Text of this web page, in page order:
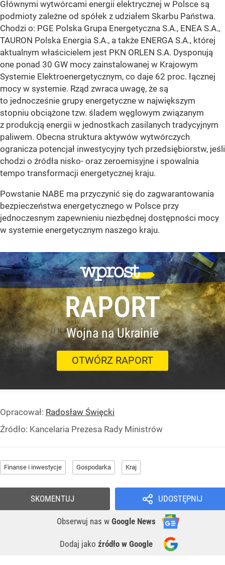
Głównymi wytwórcami energii elektrycznej w Polsce są
podmioty zależne od spółek z udziałem Skarbu Państwa.
Chodzi o: PGE Polska Grupa Energetyczna S.A., ENEA S.A.,
TAURON Polska Energia S.A., a także ENERGA S.A., której
aktualnym właścicielem jest PKN ORLEN S.A. Dysponują
one ponad 30 GW mocy zainstalowanej w Krajowym
Systemie Elektroenergetycznym, co daje 62 proc. łącznej
mocy w systemie. Rząd zwraca uwagę, że są
to jednocześnie grupy energetyczne w największym
stopniu obciążone tzw. śladem węglowym związanym
z produkcją energii w jednostkach zasilanych tradycyjnym
paliwem. Obecna struktura aktywów wytwórczych
ogranicza potencjał inwestycyjny tych przedsiębiorstw, jeśli
chodzi o źródła nisko- oraz zeroemisyjne i spowalnia
tempo transformacji energetycznej kraju.
Powstanie NABE ma przyczynić się do zagwarantowania
bezpieczeństwa energetycznego w Polsce przy
jednoczesnym zapewnieniu niezbędnej dostępności mocy
w systemie energetycznym naszego kraju.
RAPORT
Wojna na Ukrainie
OTWÓRZ RAPORT
Opracował: Radosław Święcki
Źródło: Kancelaria Prezesa Rady Ministrów
Finanse i inwestycje Gospodarka Kraj
UDOSTĘPNIJ
Obserwuj nas w Google News
Dodaj jako źródło w Google
SKOMENTUJ